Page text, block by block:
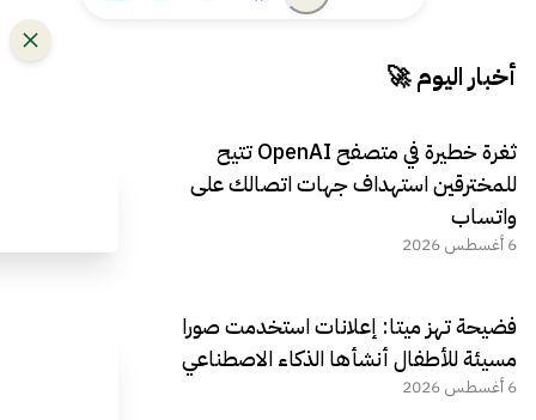
أخبار اليوم 🚀
ثغرة خطيرة في متصفح OpenAI تتيح
للمخترقين استهداف جهات اتصالك على
واتساب
6 أغسطس 2026
فضيحة تهز ميتا: إعلانات استخدمت صورا
مسيئة للأطفال أنشأها الذكاء الاصطناعي
6 أغسطس 2026